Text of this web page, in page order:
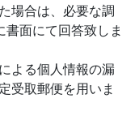
場合は、必要な調
面にて回答致しま
よる個人情報の漏
受取郵便を用いま